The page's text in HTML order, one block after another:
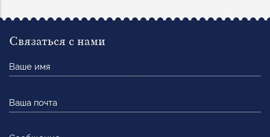
Связаться с нами
имя
почта
Сообщение